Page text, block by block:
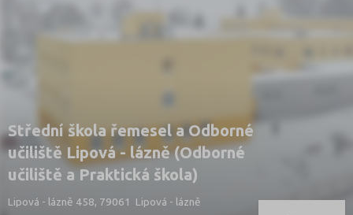
DALŠÍ DRUHY ŠKOL
Střední škola řemesel a Odborné
učiliště Lipová - lázně (Odborné
učiliště a Praktická škola)
Lipová - lázně 458, 79061 Lipová - lázně